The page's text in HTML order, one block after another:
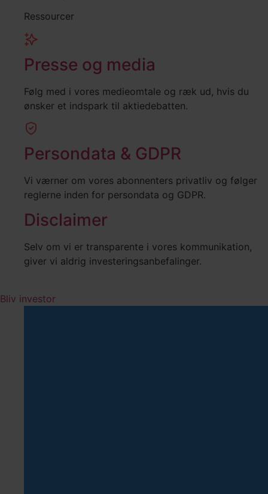
Ressourcer
Presse og media
Følg med i vores medieomtale og ræk ud, hvis du
ønsker et indspark til aktiedebatten.
Persondata & GDPR
Vi værner om vores abonnenters privatliv og følger
reglerne inden for persondata og GDPR.
Disclaimer
Selv om vi er transparente i vores kommunikation,
giver vi aldrig investeringsanbefalinger.
Bliv investor